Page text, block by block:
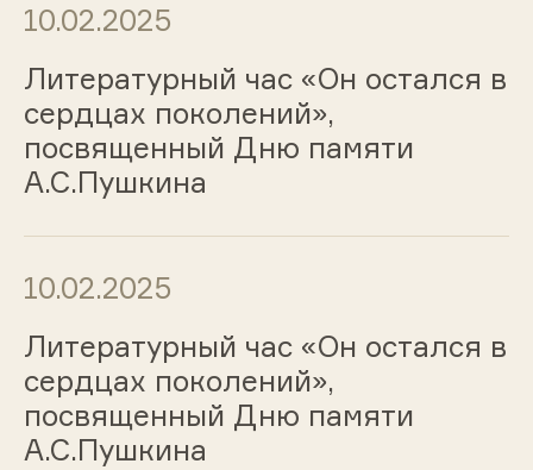
10.02.2025
Литературный час «Он остался в
сердцах поколений»,
посвященный Дню памяти
А.С.Пушкина
10.02.2025
Литературный час «Он остался в
сердцах поколений»,
посвященный Дню памяти
А.С.Пушкина